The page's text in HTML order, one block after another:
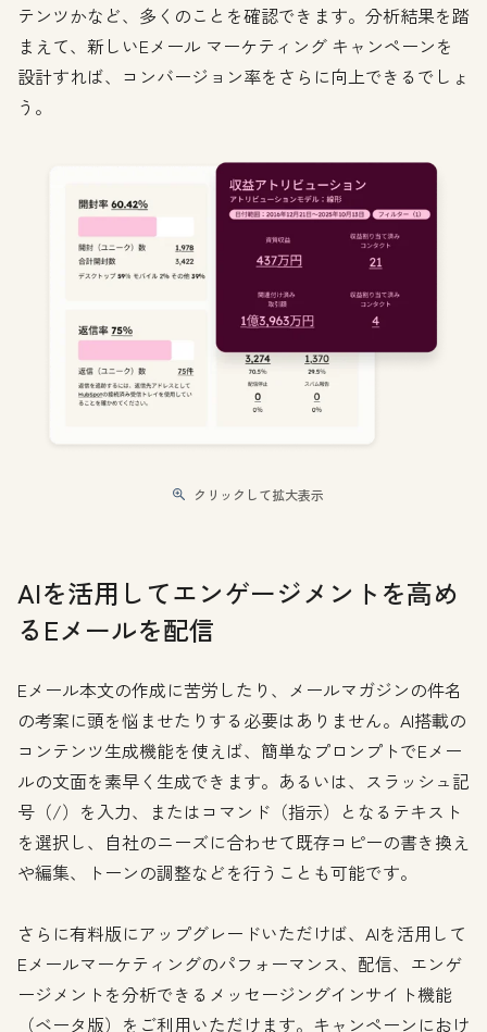
テンツかなど、多くのことを確認できます。分析結果を踏
まえて、新しいEメール マーケティング キャンペーンを
設計すれば、コンバージョン率をさらに向上できるでしょ
う。
クリックして拡大表示
AIを活用してエンゲージメントを高め
るEメールを配信
Eメール本文の作成に苦労したり、メールマガジンの件名
の考案に頭を悩ませたりする必要はありません。AI搭載の
コンテンツ生成機能を使えば、簡単なプロンプトでEメー
ルの文面を素早く生成できます。あるいは、スラッシュ記
号（/）を入力、またはコマンド（指示）となるテキスト
を選択し、自社のニーズに合わせて既存コピーの書き換え
や編集、トーンの調整などを行うことも可能です。
さらに有料版にアップグレードいただけば、AIを活用して
Eメールマーケティングのパフォーマンス、配信、エンゲ
ージメントを分析できるメッセージングインサイト機能
（ベータ版）をご利用いただけます。キャンペーンにおけ